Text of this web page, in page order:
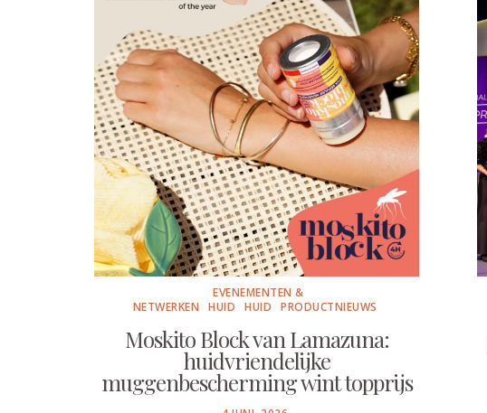
EVENEMENTEN &
NETWERKEN
HUID HUID PRODUCTNIEUWS
Moskito Block van Lamazuna:
huidvriendelijke
muggenbescherming wint topprijs